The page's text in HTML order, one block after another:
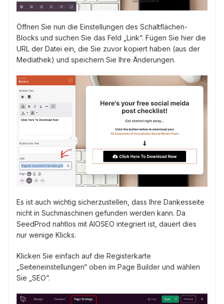
Öffnen Sie nun die Einstellungen des Schaltflächen-
Blocks und suchen Sie das Feld „Link“. Fügen Sie hier die
URL der Datei ein, die Sie zuvor kopiert haben (aus der
Mediathek) und speichern Sie Ihre Änderungen.
Es ist auch wichtig sicherzustellen, dass Ihre Dankesseite
nicht in Suchmaschinen gefunden werden kann. Da
SeedProd nahtlos mit AIOSEO integriert ist, dauert dies
nur wenige Klicks.
Klicken Sie einfach auf die Registerkarte
„Seiteneinstellungen“ oben im Page Builder und wählen
Sie „SEO“.